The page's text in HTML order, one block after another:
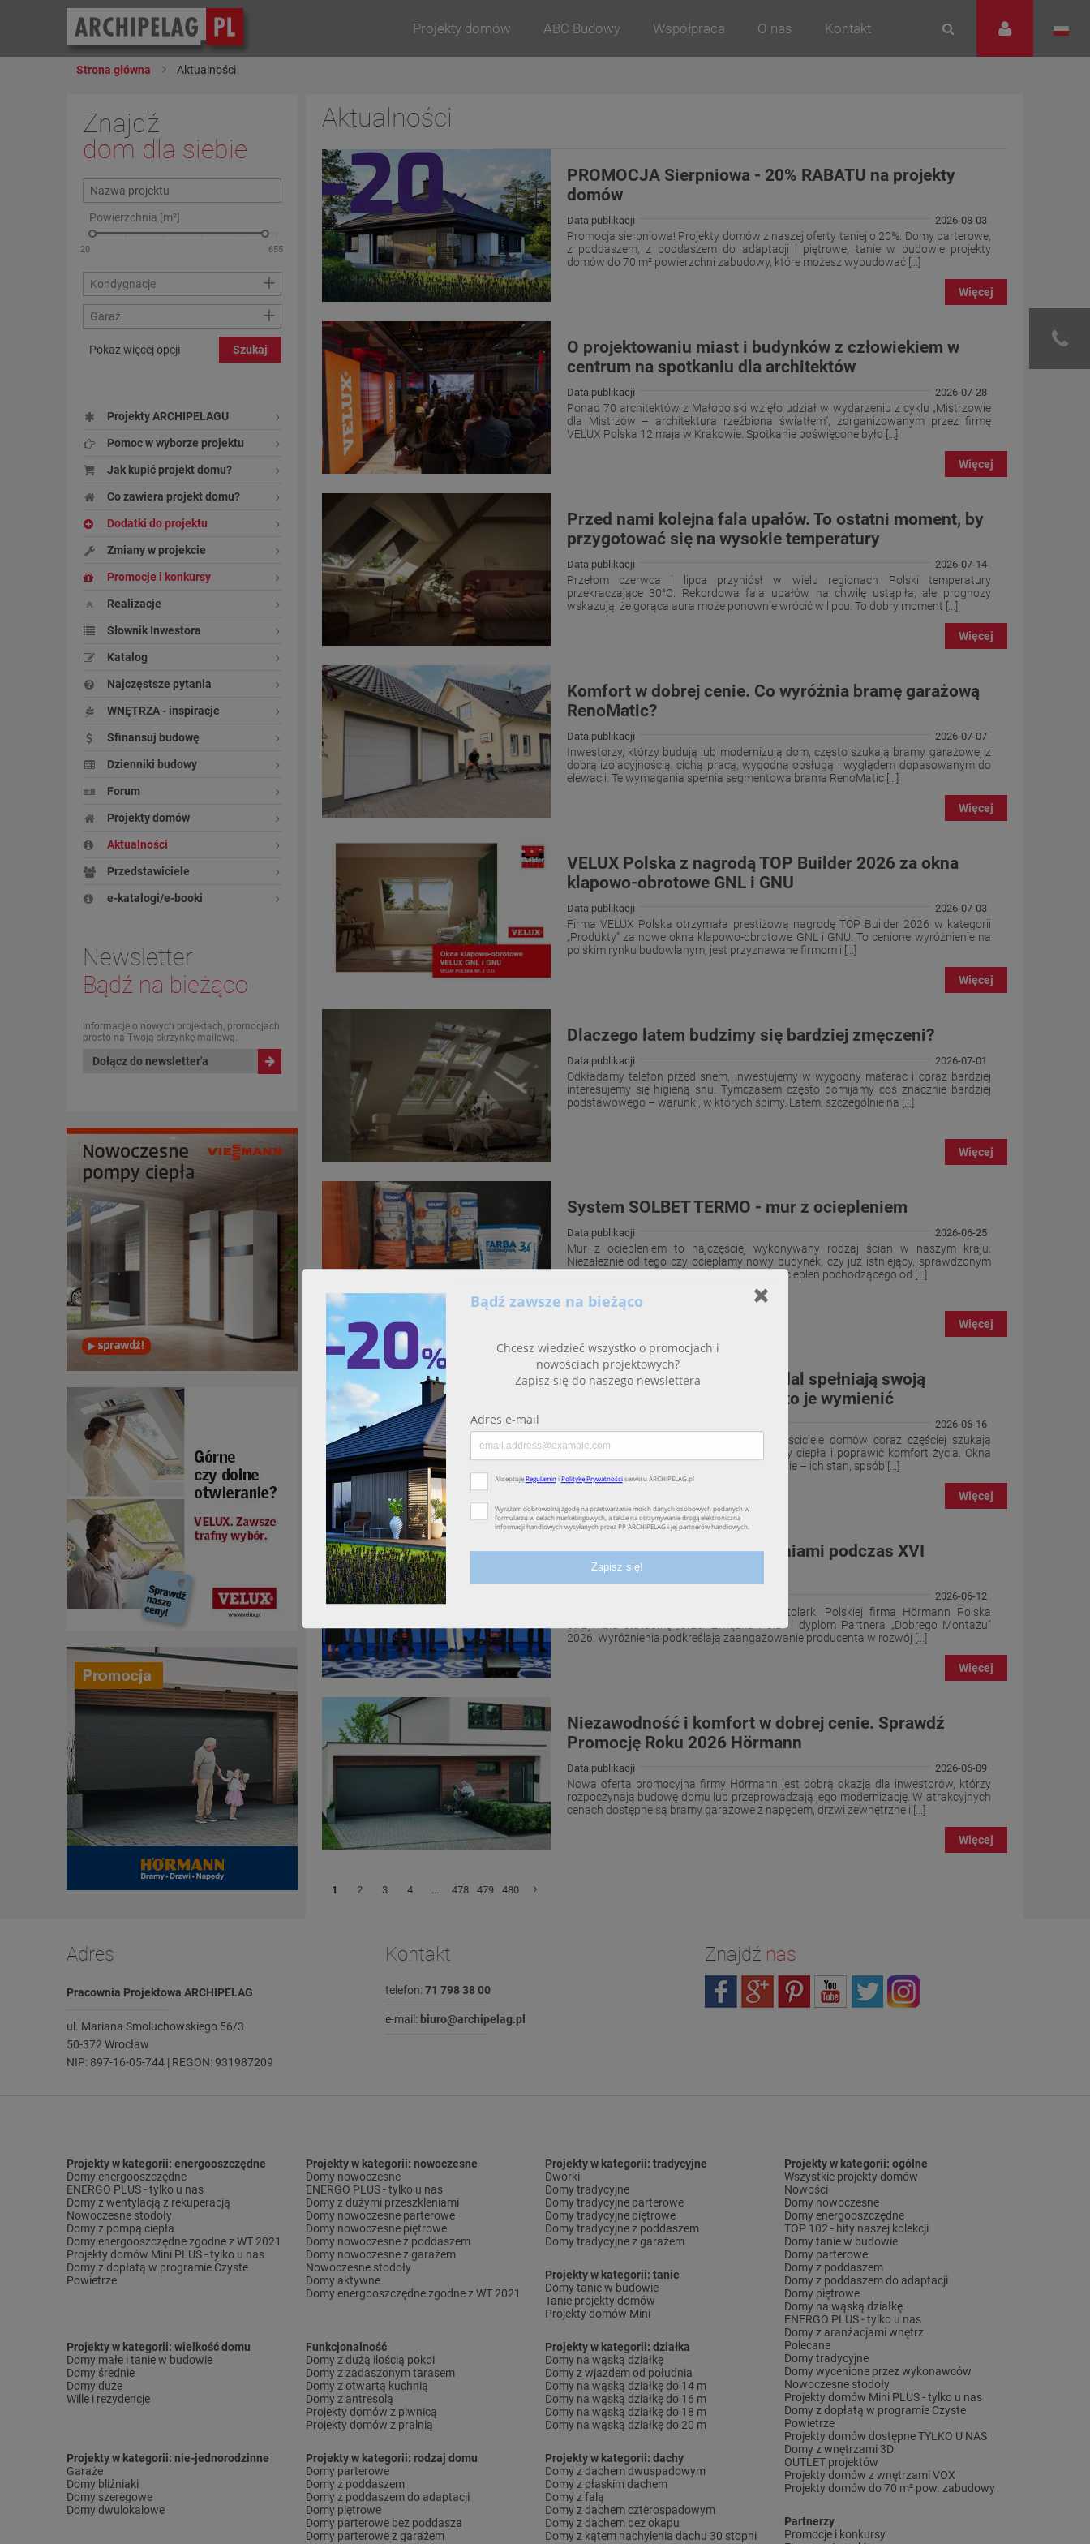
Projekty domów ABC Budowy Współpraca O nas Kontakt
Strona główna Aktualności
Znajdź
dom dla siebie
Powierzchnia [m²]
Kondygnacje +
Garaż +
Szukaj
Pokaż więcej opcji
Projekty ARCHIPELAGU
Pomoc w wyborze projektu
Jak kupić projekt domu?
Co zawiera projekt domu?
Dodatki do projektu
Zmiany w projekcie
Promocje i konkursy
Realizacje
Słownik Inwestora
Katalog
Najczęstsze pytania
WNĘTRZA - inspiracje
Sfinansuj budowę
Dzienniki budowy
Forum
Projekty domów
Aktualności
Przedstawiciele
e-katalogi/e-booki
Newsletter
Bądź na bieżąco
Informacje o nowych projektach, promocjach
prosto na Twoją skrzynkę mailową.
Dołącz do newsletter'a
Aktualności
PROMOCJA Sierpniowa - 20% RABATU na projekty
domów
Data publikacji 2026-08-03
Promocja sierpniowa! Projekty domów z naszej oferty taniej o 20%. Domy parterowe,
z poddaszem, z poddaszem do adaptacji i piętrowe, tanie w budowie projekty
domów do 70 m² powierzchni zabudowy, które możesz wybudować [...]
Więcej
O projektowaniu miast i budynków z człowiekiem w
centrum na spotkaniu dla architektów
Data publikacji 2026-07-28
Ponad 70 architektów z Małopolski wzięło udział w wydarzeniu z cyklu „Mistrzowie
dla Mistrzów – architektura rzeźbiona światłem”, zorganizowanym przez firmę
VELUX Polska 12 maja w Krakowie. Spotkanie poświęcone było [...]
Więcej
Przed nami kolejna fala upałów. To ostatni moment, by
przygotować się na wysokie temperatury
Data publikacji 2026-07-14
Przełom czerwca i lipca przyniósł w wielu regionach Polski temperatury
przekraczające 30°C. Rekordowa fala upałów na chwilę ustąpiła, ale prognozy
wskazują, że gorąca aura może ponownie wrócić w lipcu. To dobry moment [...]
Więcej
Komfort w dobrej cenie. Co wyróżnia bramę garażową
RenoMatic?
Data publikacji 2026-07-07
Inwestorzy, którzy budują lub modernizują dom, często szukają bramy garażowej z
dobrą izolacyjnością, cichą pracą, wygodną obsługą i wyglądem dopasowanym do
elewacji. Te wymagania spełnia segmentowa brama RenoMatic [...]
Więcej
VELUX Polska z nagrodą TOP Builder 2026 za okna
klapowo-obrotowe GNL i GNU
Data publikacji 2026-07-03
Firma VELUX Polska otrzymała prestiżową nagrodę TOP Builder 2026 w kategorii
„Produkty” za nowe okna klapowo-obrotowe GNL i GNU. To cenione wyróżnienie na
polskim rynku budowlanym, jest przyznawane firmom i [...]
Więcej
Dlaczego latem budzimy się bardziej zmęczeni?
Data publikacji 2026-07-01
Odkładamy telefon przed snem, inwestujemy w wygodny materac i coraz bardziej
interesujemy się higieną snu. Tymczasem często pomijamy coś znacznie bardziej
podstawowego – warunki, w których śpimy. Latem, szczególnie na [...]
Więcej
System SOLBET TERMO - mur z ociepleniem
Data publikacji 2026-06-25
Mur z ociepleniem to najczęściej wykonywany rodzaj ścian w naszym kraju.
Niezależnie od tego czy ocieplamy nowy budynek, czy już istniejący, sprawdzonym
rozwiązaniem jest zastosowanie systemu ociepleń pochodzącego od [...]
Więcej
Czy Twoje okna dachowe nadal spełniają swoją
funkcję? Sprawdź, kiedy warto je wymienić
2026-06-16
W obliczu rosnących kosztów energii właściciele domów coraz częściej szukają
rozwiązań, które pozwolą ograniczyć straty ciepła i poprawić komfort życia. Okna
dachowe mają w tym zakresie duże znaczenie – ich stan, spsób [...]
Więcej
Hörmann Polska z wyróżnieniami podczas XVI
Kongresu Stolarki Polskiej
2026-06-12
Podczas uroczystej Gali XVI Kongresu Stolarki Polskiej firma Hörmann Polska
otrzymała statuetkę „Orzeł Związku POiD” i dyplom Partnera „Dobrego Montażu”
2026. Wyróżnienia podkreślają zaangażowanie producenta w rozwój [...]
Więcej
Niezawodność i komfort w dobrej cenie. Sprawdź
Promocję Roku 2026 Hörmann
Data publikacji 2026-06-09
Nowa oferta promocyjna firmy Hörmann jest dobrą okazją dla inwestorów, którzy
rozpoczynają budowę domu lub przeprowadzają jego modernizację. W atrakcyjnych
cenach dostępne są bramy garażowe z napędem, drzwi zewnętrzne i [...]
Więcej
1 2 3 4 ... 478 479 480
Adres
Pracownia Projektowa ARCHIPELAG
ul. Mariana Smoluchowskiego 56/3
50-372 Wrocław
NIP: 897-16-05-744 | REGON: 931987209
Kontakt
telefon: 71 798 38 00
e-mail: biuro@archipelag.pl
Znajdź nas
Projekty w kategorii: energooszczędne
Domy energooszczędne
ENERGO PLUS - tylko u nas
Domy z wentylacją z rekuperacją
Nowoczesne stodoły
Domy z pompą ciepła
Domy energooszczędne zgodne z WT 2021
Projekty domów Mini PLUS - tylko u nas
Domy z dopłatą w programie Czyste
Powietrze
Projekty w kategorii: nowoczesne
Domy nowoczesne
ENERGO PLUS - tylko u nas
Domy z dużymi przeszkleniami
Domy nowoczesne parterowe
Domy nowoczesne piętrowe
Domy nowoczesne z poddaszem
Domy nowoczesne z garażem
Nowoczesne stodoły
Domy aktywne
Domy energooszczędne zgodne z WT 2021
Projekty w kategorii: tradycyjne
Dworki
Domy tradycyjne
Domy tradycyjne parterowe
Domy tradycyjne piętrowe
Domy tradycyjne z poddaszem
Domy tradycyjne z garażem
Projekty w kategorii: tanie
Domy tanie w budowie
Tanie projekty domów
Projekty domów Mini
Projekty w kategorii: wielkość domu
Domy małe i tanie w budowie
Domy średnie
Domy duże
Wille i rezydencje
Funkcjonalność
Domy z dużą ilością pokoi
Domy z zadaszonym tarasem
Domy z otwartą kuchnią
Domy z antresolą
Projekty domów z piwnicą
Projekty domów z pralnią
Projekty w kategorii: działka
Domy na wąską działkę
Domy z wjazdem od południa
Domy na wąską działkę do 14 m
Domy na wąską działkę do 16 m
Domy na wąską działkę do 18 m
Domy na wąską działkę do 20 m
Projekty w kategorii: nie-jednorodzinne
Garaże
Domy bliźniaki
Domy szeregowe
Domy dwulokalowe
Projekty w kategorii: rodzaj domu
Domy parterowe
Domy z poddaszem
Domy z poddaszem do adaptacji
Domy piętrowe
Domy parterowe bez poddasza
Domy parterowe z garażem
Projekty w kategorii: dachy
Domy z dachem dwuspadowym
Domy z płaskim dachem
Domy z falą
Domy z dachem czterospadowym
Domy z dachem bez okapu
Domy z kątem nachylenia dachu 30 stopni
Projekty w kategorii: ogólne
Wszystkie projekty domów
Nowości
Domy nowoczesne
Domy energooszczędne
TOP 102 - hity naszej kolekcji
Domy tanie w budowie
Domy parterowe
Domy z poddaszem
Domy z poddaszem do adaptacji
Domy piętrowe
Domy na wąską działkę
ENERGO PLUS - tylko u nas
Domy z aranżacjami wnętrz
Polecane
Domy tradycyjne
Domy wycenione przez wykonawców
Nowoczesne stodoły
Projekty domów Mini PLUS - tylko u nas
Domy z dopłatą w programie Czyste
Powietrze
Projekty domów dostępne TYLKO U NAS
Domy z wnętrzami 3D
OUTLET projektów
Projekty domów z wnętrzami VOX
Projekty domów do 70 m² pow. zabudowy
Partnerzy
Promocje i konkursy